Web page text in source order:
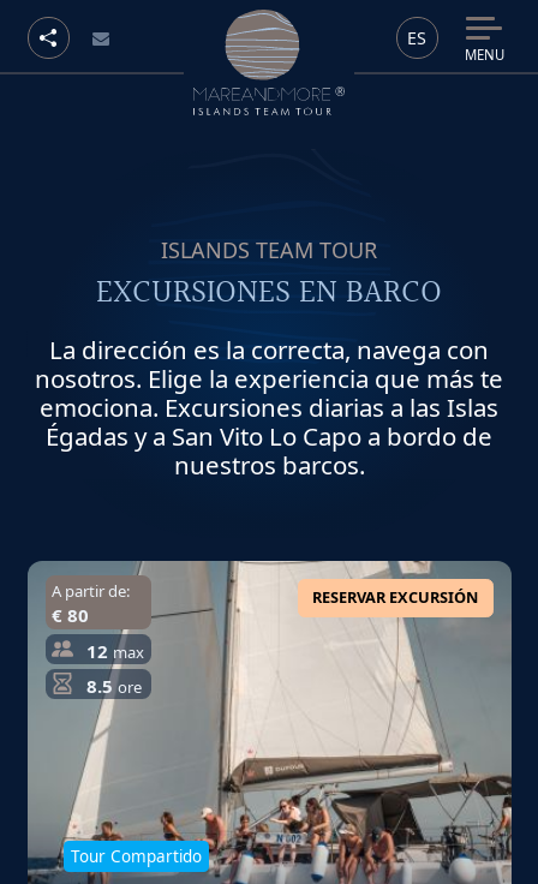
ES
MENU
ISLANDS TEAM TOUR
EXCURSIONES EN BARCO
La dirección es la correcta, navega con
nosotros. Elige la experiencia que más te
emociona. Excursiones diarias a las Islas
Égadas y a San Vito Lo Capo a bordo de
nuestros barcos.
RESERVAR EXCURSIÓN
A partir de:
€ 80
12 max
8.5 ore
Tour Compartido